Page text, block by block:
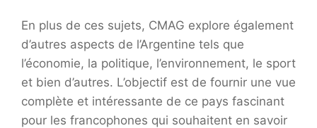
En plus de ces sujets, CMAG explore également
d’autres aspects de l’Argentine tels que
l’économie, la politique, l’environnement, le sport
et bien d’autres. L’objectif est de fournir une vue
complète et intéressante de ce pays fascinant
pour les francophones qui souhaitent en savoir